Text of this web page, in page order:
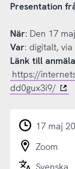
Presentation
När: Den 17
Var: digitalt, via
Länk till
https://
dd0gux3i9/
17 maj
Zoom